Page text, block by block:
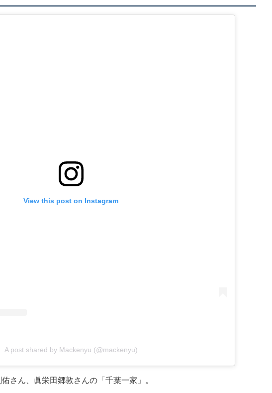
View this post on Instagram
A post shared by Mackenyu (@mackenyu)
さん、眞栄田郷敦さんの「千葉一家」。